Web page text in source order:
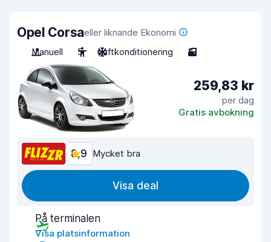
Opel Corsaeller liknande Ekonomi
Manuell
5 Luftkonditionering 3
259,83 kr
per dag
Gratis avbokning
8,9 Mycket bra
Visa deal
På terminalen
Visa platsinformation